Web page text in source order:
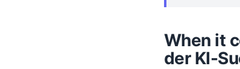
When it
der KI-